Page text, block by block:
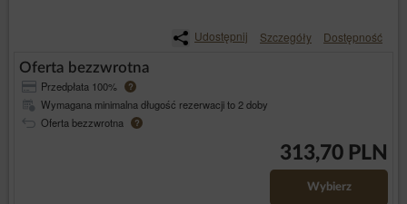
Udostępnij Szczegóły Dostępność
Oferta bezzwrotna
Przedpłata 100% ?
Wymagana minimalna długość rezerwacji to 2 doby
Oferta bezzwrotna
?
313,70 PLN
Wybierz